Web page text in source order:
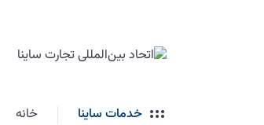
خدمات ساینا خانه